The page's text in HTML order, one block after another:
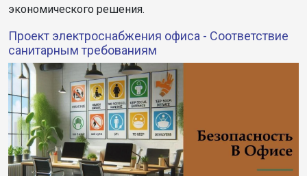
экономического решения.
Проект электроснабжения офиса - Соответствие
санитарным требованиям